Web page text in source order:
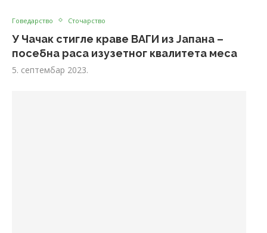
Говедарство Сточарство
У Чачак стигле краве ВАГИ из Јапана –
посебна раса изузетног квалитета меса
5. септембар 2023.